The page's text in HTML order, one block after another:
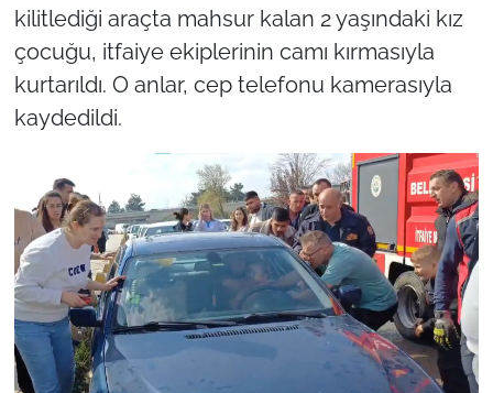
kilitlediği araçta mahsur kalan 2 yaşındaki kız
çocuğu, itfaiye ekiplerinin camı kırmasıyla
kurtarıldı. O anlar, cep telefonu kamerasıyla
kaydedildi.
TEKİRDAĞ
KIRKLARELİ
TÜRKİYE
Bölge
Güvenlik
Genel